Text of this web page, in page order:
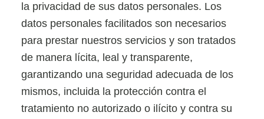
la privacidad de sus datos personales. Los
datos personales facilitados son necesarios
para prestar nuestros servicios y son tratados
de manera lícita, leal y transparente,
garantizando una seguridad adecuada de los
mismos, incluida la protección contra el
tratamiento no autorizado o ilícito y contra su